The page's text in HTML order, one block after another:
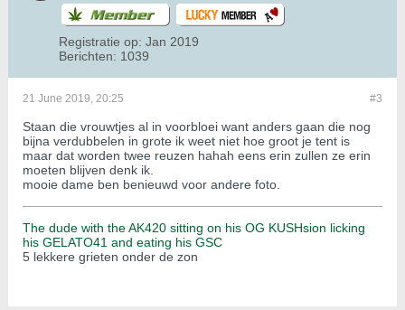
Registratie op: Jan 2019
Berichten: 1039
#3
21 June 2019, 20:25
Staan die vrouwtjes al in voorbloei want anders gaan die nog
bijna verdubbelen in grote ik weet niet hoe groot je tent is
maar dat worden twee reuzen hahah eens erin zullen ze erin
moeten blijven denk ik.
mooie dame ben benieuwd voor andere foto.
The dude with the AK420 sitting on his OG KUSHsion licking
his GELATO41 and eating his GSC
5 lekkere grieten onder de zon